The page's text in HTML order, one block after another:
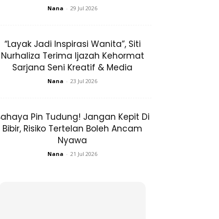
Nana - 29 Jul 2026
“Layak Jadi Inspirasi Wanita”, Siti
Nurhaliza Terima Ijazah Kehormat
Sarjana Seni Kreatif & Media
Nana - 23 Jul 2026
Pin Tudung! Jangan Kepit Di
Bibir, Risiko Tertelan Boleh Ancam
Nyawa
Nana - 21 Jul 2026